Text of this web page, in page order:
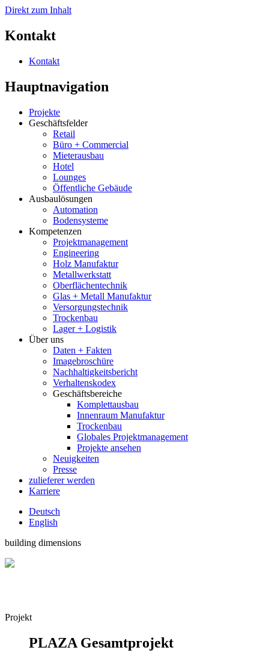
Direkt zum Inhalt
Kontakt
Kontakt
Hauptnavigation
Projekte
Geschäftsfelder
Retail
Büro + Commercial
Mieterausbau
Hotel
Lounges
Öffentliche Gebäude
Ausbaulösungen
Automation
Bodensysteme
Kompetenzen
Projektmanagement
Engineering
Holz Manufaktur
Metallwerkstatt
Oberflächentechnik
Glas + Metall Manufaktur
Versorgungstechnik
Trockenbau
Lager + Logistik
Über uns
Daten + Fakten
Imagebroschüre
Nachhaltigkeitsbericht
Verhaltenskodex
Geschäftsbereiche
Komplettausbau
Innenraum Manufaktur
Trockenbau
Globales Projektmanagement
Projekte ansehen
Neuigkeiten
Presse
zulieferer werden
Karriere
Deutsch
English
building dimensions
Projekt
PLAZA Gesamtprojekt